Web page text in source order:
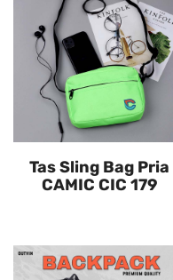
Tas Sling Bag Pria
CAMIC CIC 179